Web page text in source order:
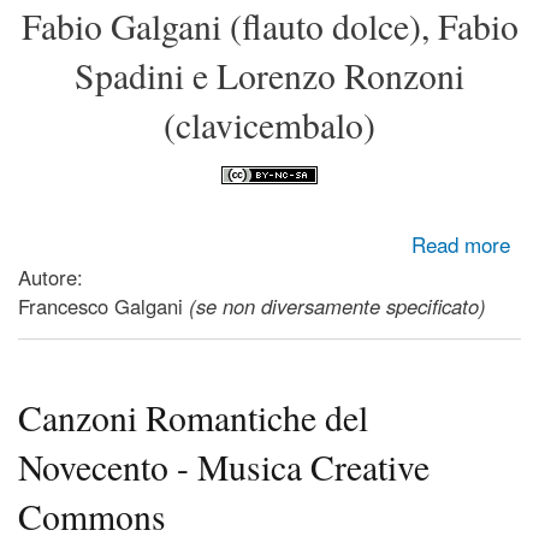
Fabio Galgani (flauto dolce), Fabio
Spadini e Lorenzo Ronzoni
(clavicembalo)
Read more
about Il Barocco per flauto e clavicembalo - Musica
Autore:
Francesco Galgani (se non diversamente specificato)
Canzoni Romantiche del
Novecento - Musica Creative
Commons